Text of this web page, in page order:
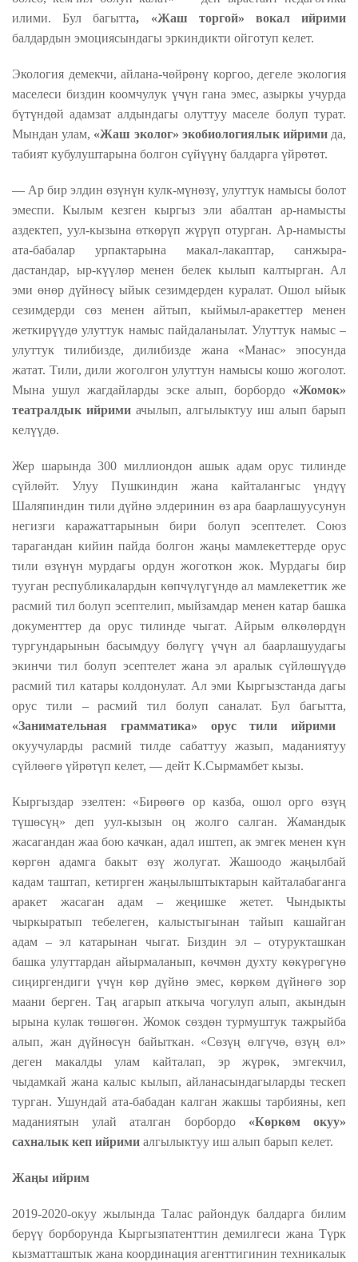
илими. Бул багытта, «Жаш торгой» вокал ийрими
балдардын эмоциясындагы эркиндикти ойготуп келет.
Экология демекчи, айлана-чөйрөнү коргоо, дегеле экология
маселеси биздин коомчулук үчүн гана эмес, азыркы учурда
бүтүндөй адамзат алдындагы олуттуу маселе болуп турат.
Мындан улам, «Жаш эколог» экобиологиялык ийрими да,
табият кубулуштарына болгон сүйүүнү балдарга үйрөтөт.
— Ар бир элдин өзүнүн кулк-мүнөзү, улуттук намысы болот
эмеспи. Кылым кезген кыргыз эли абалтан ар-намысты
аздектеп, уул-кызына өткөрүп жүрүп отурган. Ар-намысты
ата-бабалар урпактарына макал-лакаптар, санжыра-
дастандар, ыр-күүлөр менен белек кылып калтырган. Ал
эми өнөр дүйнөсү ыйык сезимдерден куралат. Ошол ыйык
сезимдерди сөз менен айтып, кыймыл-аракеттер менен
жеткирүүдө улуттук намыс пайдаланылат. Улуттук намыс –
улуттук тилибизде, дилибизде жана «Манас» эпосунда
жатат. Тили, дили жоголгон улуттун намысы кошо жоголот.
Мына ушул жагдайларды эске алып,борбордо «Жомок»
театралдык ийрими ачылып, алгылыктуу иш алып барып
келүүдө.
Жер шарында 300 миллиондон ашык адам орус тилинде
сүйлөйт. Улуу Пушкиндин жана кайталангыс үндүү
Шаляпиндин тили дүйнө элдеринин өз ара баарлашуусунун
негизги каражаттарынын бири болуп эсептелет. Союз
тарагандан кийин пайда болгон жаңы мамлекеттерде орус
тили өзүнүн мурдагы ордун жоготкон жок. Мурдагы бир
тууган республикалардын көпчүлүгүндө ал мамлекеттик же
расмий тил болуп эсептелип, мыйзамдар менен катар башка
документтер да орус тилинде чыгат. Айрым өлкөлөрдүн
тургундарынын басымдуу бөлүгү үчүн ал баарлашуудагы
экинчи тил болуп эсептелет жана эл аралык сүйлөшүүдө
расмий тил катары колдонулат. Ал эми Кыргызстанда дагы
орус тили – расмий тил болуп саналат. Бул багытта,
«Занимательная грамматика» орус тили ийрими
окуучуларды расмий тилде сабаттуу жазып, маданиятуу
сүйлөөгө үйрөтүп келет, — дейт К.Сырмамбет кызы.
Кыргыздар эзелтен: «Бирөөгө ор казба, ошол орго өзүң
түшөсүң» деп уул-кызын оң жолго салган. Жамандык
жасагандан жаа бою качкан, адал иштеп, ак эмгек менен күн
көргөн адамга бакыт өзү жолугат. Жашоодо жаңылбай
кадам таштап, кетирген жаңылыштыктарын кайталабаганга
аракет жасаган адам – жеңишке жетет. Чындыкты
чыркыратып тебелеген, калыстыгынан тайып кашайган
адам – эл катарынан чыгат. Биздин эл – отурукташкан
башка улуттардан айырмаланып, көчмөн духту көкүрөгүнө
сиңиргендиги үчүн көр дүйнө эмес, көркөм дүйнөгө зор
маани берген. Таң агарып аткыча чогулуп алып, акындын
ырына кулак төшөгөн. Жомок сөздөн турмуштук тажрыйба
алып, жан дүйнөсүн байыткан. «Сөзүң өлгүчө, өзүң өл»
деген макалды улам кайталап, эр жүрөк, эмгекчил,
чыдамкай жана калыс кылып, айланасындагыларды тескеп
турган. Ушундай ата-бабадан калган жакшы тарбияны, кеп
маданиятын улайаталган борбордо «Көркөм окуу»
сахналык кеп ийрими алгылыктуу иш алып барып келет.
Жаңы ийрим
2019-2020-окуу жылында Талас райондукбалдарга билим
берүү борборунда Кыргызпатенттин демилгеси жана Түрк
кызматташтык жана координация агенттигинин техникалык